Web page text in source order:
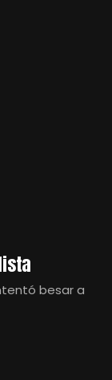
besar a